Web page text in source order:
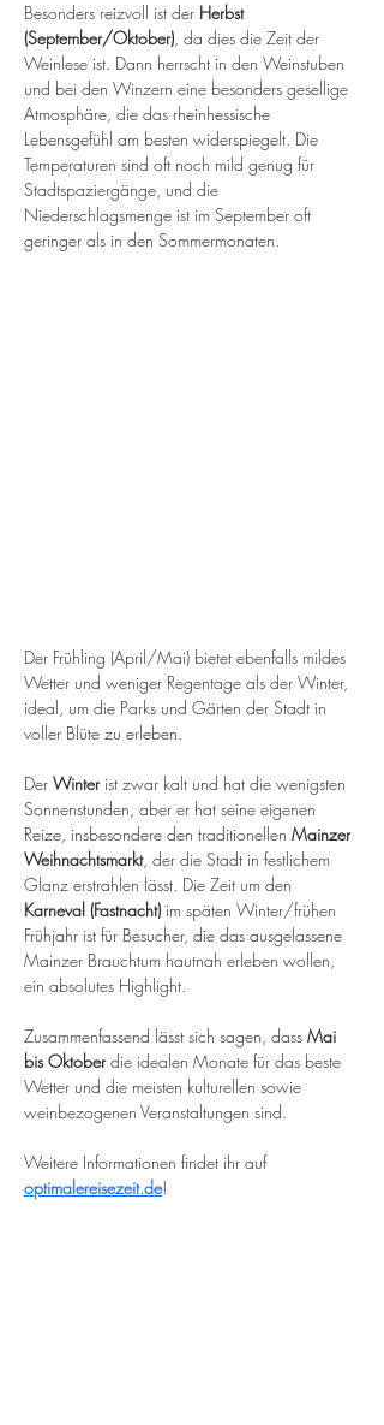
Besonders reizvoll ist der Herbst
(September/Oktober), da dies die Zeit der
Weinlese ist. Dann herrscht in den Weinstuben
und bei den Winzern eine besonders gesellige
Atmosphäre, die das rheinhessische
Lebensgefühl am besten widerspiegelt. Die
Temperaturen sind oft noch mild genug für
Stadtspaziergänge, und die
Niederschlagsmenge ist im September oft
geringer als in den Sommermonaten.
Der Frühling (April/Mai) bietet ebenfalls mildes
Wetter und weniger Regentage als der Winter,
ideal, um die Parks und Gärten der Stadt in
voller Blüte zu erleben.
Der Winter ist zwar kalt und hat die wenigsten
Sonnenstunden, aber er hat seine eigenen
Reize, insbesondere den traditionellen Mainzer
Weihnachtsmarkt, der die Stadt in festlichem
Glanz erstrahlen lässt. Die Zeit um den
Karneval (Fastnacht) im späten Winter/frühen
Frühjahr ist für Besucher, die das ausgelassene
Mainzer Brauchtum hautnah erleben wollen,
ein absolutes Highlight.
Zusammenfassend lässt sich sagen, dass Mai
bis Oktober die idealen Monate für das beste
Wetter und die meisten kulturellen sowie
weinbezogenen Veranstaltungen sind.
Weitere Informationen findet ihr auf
optimalereisezeit.de!